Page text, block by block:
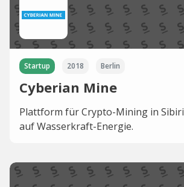
Startup 2018 Berlin
Cyberian Mine
Plattform für Crypto-Mining in
auf Wasserkraft-Energie.